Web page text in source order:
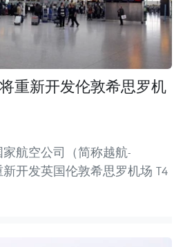
重新开发伦敦希思罗机
航空公司（简称越航-
新开发英国伦敦希思罗机场 T4